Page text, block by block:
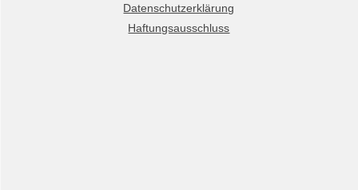
Datenschutzerklärung
Haftungsausschluss